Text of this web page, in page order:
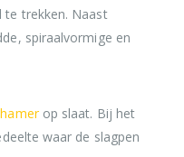
te trekken. Naast
spiraalvormige en
hamerop slaat. Bij het
waar de slagpen